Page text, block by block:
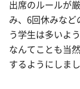
出席のルールが
み、6回休みなど
う学生は多いよ
なんてことも当
するようにしまし